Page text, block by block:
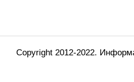
Copyright 2012-2022.